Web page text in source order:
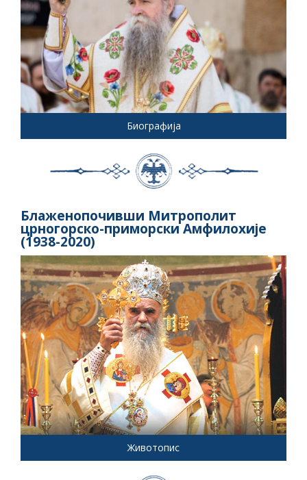
Биографија
Блаженопочивши Митрополит
црногорско-приморски Амфилохије
(1938-2020)
Животопис